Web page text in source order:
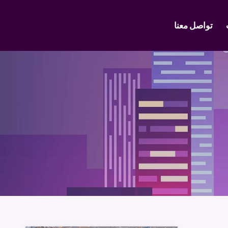
تواصل معنا